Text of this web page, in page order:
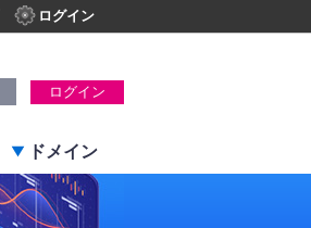
ログイン
ログイン
ドメイン